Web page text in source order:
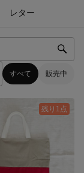
レター
すべて 販売中
残り1点